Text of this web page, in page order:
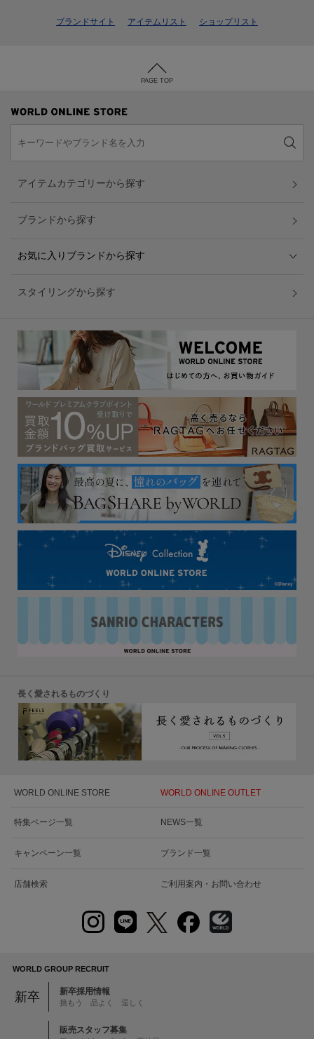
ブランドサイト アイテムリスト ショップリスト
PAGE TOP
アイテムカテゴリーから探す
ブランドから探す
お気に入りブランドから探す
スタイリングから探す
長く愛されるものづくり
WORLD ONLINE STORE WORLD ONLINE OUTLET
特集ページ一覧 NEWS一覧
キャンペーン一覧 ブランド一覧
店舗検索 ご利用案内・お問い合わせ
WORLD GROUP RECRUIT
新卒 新卒採用情報
挑もう 品よく 逞しく
販売スタッフ募集